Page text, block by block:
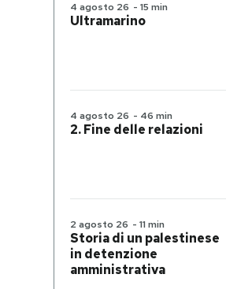
4 agosto 26 - 15 min
Ultramarino
4 agosto 26 - 46 min
2. Fine delle relazioni
2 agosto 26 - 11 min
Storia di un palestinese
in detenzione
amministrativa